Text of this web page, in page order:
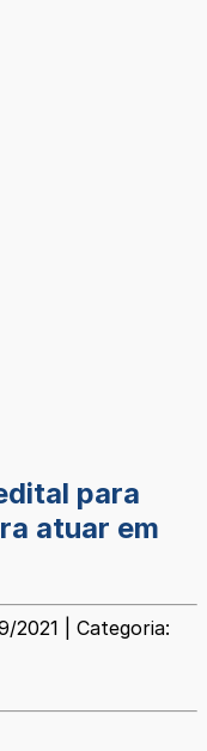
para
atuar em
2021 | Categoria: